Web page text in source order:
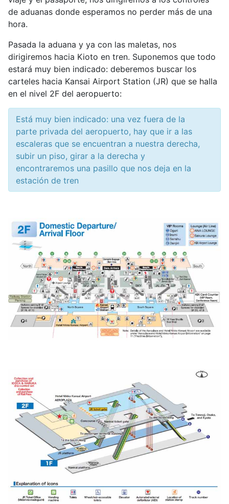
de aduanas donde esperamos no perder más de una
hora.
Pasada la aduana y ya con las maletas, nos
dirigiremos hacia Kioto en tren. Suponemos que todo
estará muy bien indicado: deberemos buscar los
carteles hacia Kansai Airport Station (JR) que se halla
en el nivel 2F del aeropuerto:
Está muy bien indicado: una vez fuera de la
parte privada del aeropuerto, hay que ir a las
escaleras que se encuentran a nuestra derecha,
subir un piso, girar a la derecha y
encontraremos una pasillo que nos deja en la
estación de tren